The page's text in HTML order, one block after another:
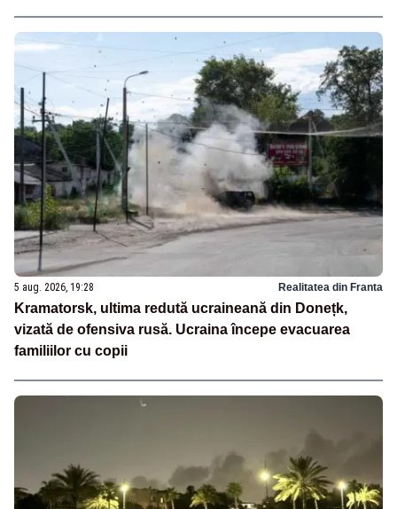
5 aug. 2026, 19:28 Realitatea din Franta
Kramatorsk, ultima redută ucraineană din Donețk,
vizată de ofensiva rusă. Ucraina începe evacuarea
familiilor cu copii